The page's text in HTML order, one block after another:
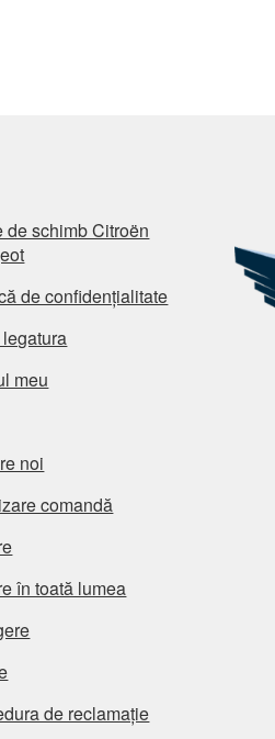
de schimb Citroën
de confidențialitate
meu
noi
comandă
în toată lumea
de reclamație